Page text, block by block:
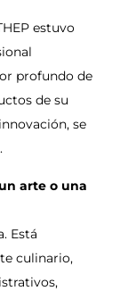
estuvo
profundo de
de su
se
arte o una
Está
culinario,